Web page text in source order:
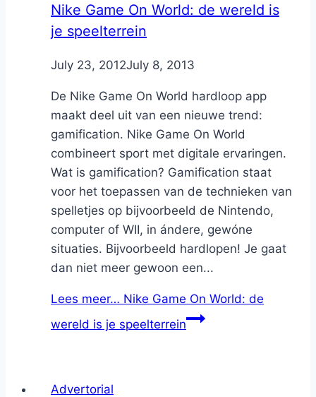
Nike Game On World: de wereld is
je speelterrein
ByNicole
July 23, 2012July 8, 2013
De Nike Game On World hardloop app
maakt deel uit van een nieuwe trend:
gamification. Nike Game On World
combineert sport met digitale ervaringen.
Wat is gamification? Gamification staat
voor het toepassen van de technieken van
spelletjes op bijvoorbeeld de Nintendo,
computer of WII, in ándere, gewóne
situaties. Bijvoorbeeld hardlopen! Je gaat
dan niet meer gewoon een...
Lees meer… Nike Game On World: de
wereld is je speelterrein
Advertorial